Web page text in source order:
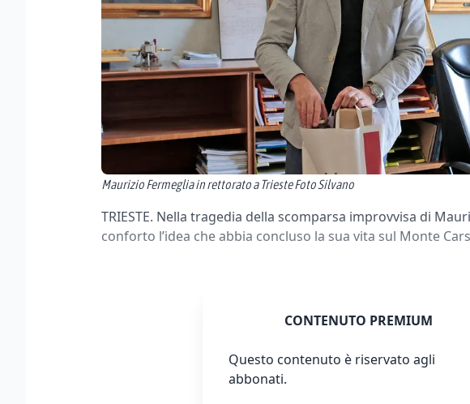
Maurizio Fermeglia in rettorato a Trieste Foto Silvano
TRIESTE. Nella tragedia della scomparsa improvvisa di
conforto l’idea che abbia concluso la sua vita sul Monte
CONTENUTO PREMIUM
Questo contenuto è riservato agli
abbonati.